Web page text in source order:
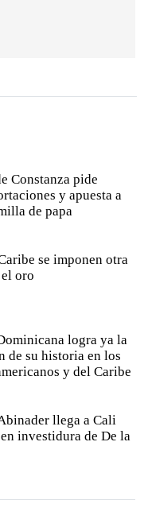
Constanza pide
y apuesta a
de papa
se imponen otra
oro
logra ya la
de su historia en los
y del Caribe
llega a Cali
investidura de De la